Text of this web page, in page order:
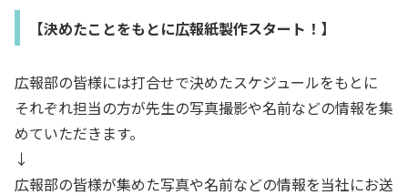
【決めたことをもとに広報紙製作スタート！】
広報部の皆様には打合せで決めたスケジュールをもとに
それぞれ担当の方が先生の写真撮影や名前などの情報を集
めていただきます。
↓
広報部の皆様が集めた写真や名前などの情報を当社にお送